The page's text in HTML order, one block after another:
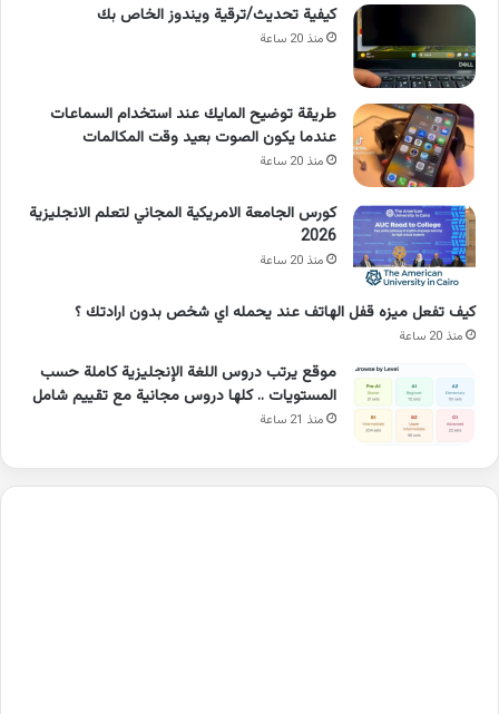
كيفية تحديث/ترقية ويندوز الخاص بك
منذ 20 ساعة
طريقة توضيح المايك عند استخدام السماعات
عندما يكون الصوت بعيد وقت المكالمات
منذ 20 ساعة
كورس الجامعة الامريكية المجاني لتعلم الانجليزية
2026
منذ 20 ساعة
كيف تفعل ميزه قفل الهاتف عند يحمله اي شخص بدون ارادتك ؟
منذ 20 ساعة
موقع يرتب دروس اللغة الإنجليزية كاملة حسب
المستويات .. كلها دروس مجانية مع تقييم شامل
منذ 21 ساعة